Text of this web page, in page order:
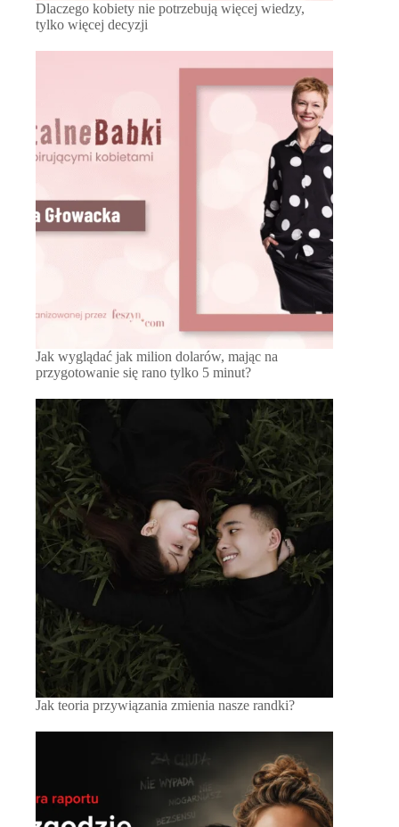
Dlaczego kobiety nie potrzebują więcej wiedzy,
tylko więcej decyzji
Jak wyglądać jak milion dolarów, mając na
przygotowanie się rano tylko 5 minut?
Jak teoria przywiązania zmienia nasze randki?